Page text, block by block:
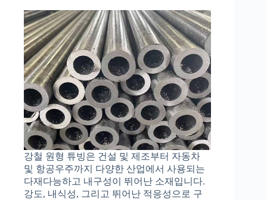
강철 원형 튜빙은 건설 및 제조부터 자동차
및 항공우주까지 다양한 산업에서 사용되는
다재다능하고 내구성이 뛰어난 소재입니다.
강도, 내식성, 그리고 뛰어난 적응성으로 구